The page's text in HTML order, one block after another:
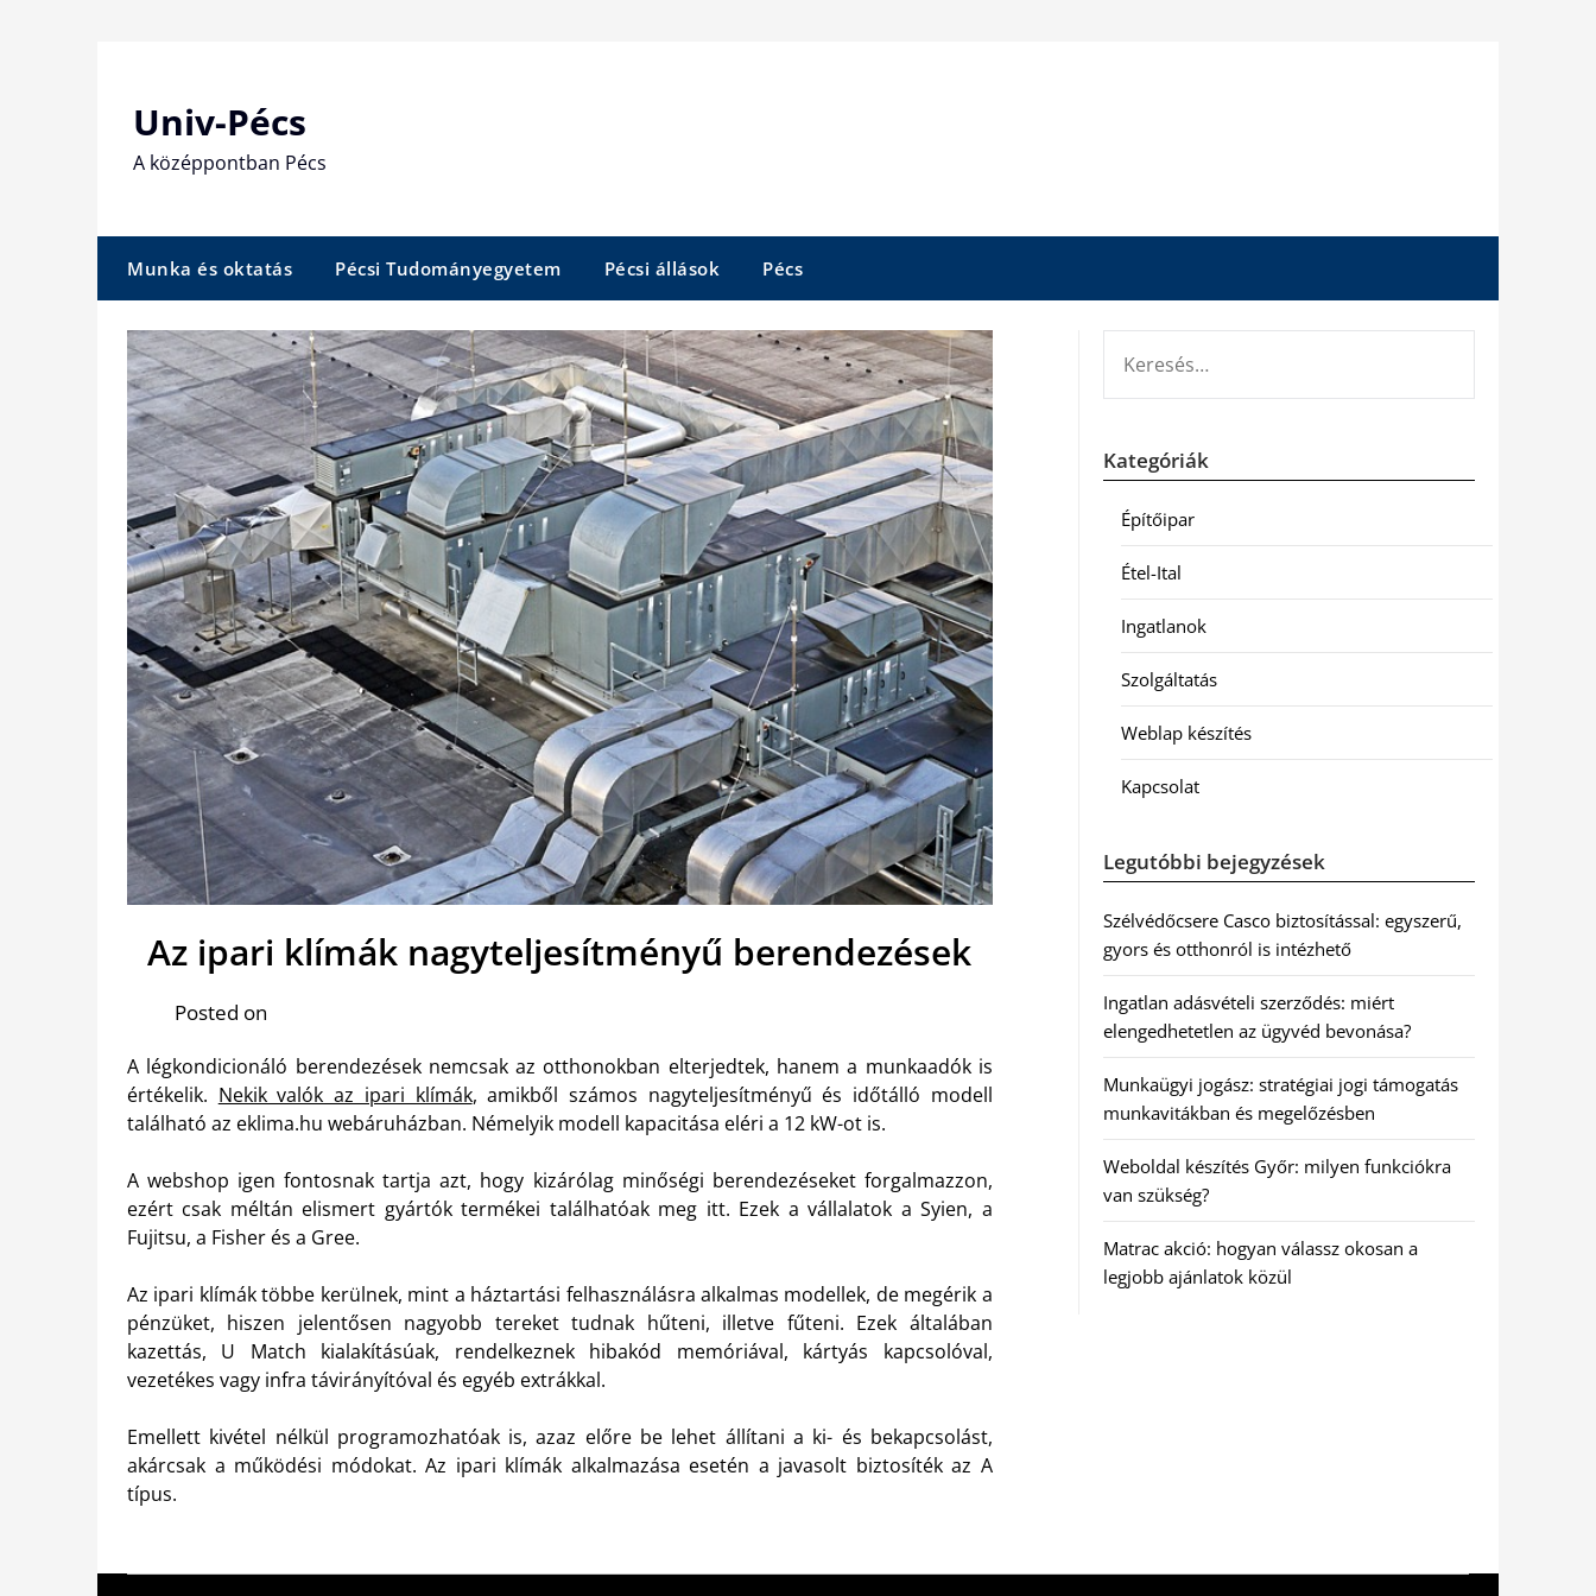
Univ-Pécs
A középpontban Pécs
Munka és oktatás Pécsi Tudományegyetem Pécsi állások Pécs
Az ipari klímák nagyteljesítményű berendezések
Posted on
A légkondicionáló berendezések nemcsak az otthonokban elterjedtek, hanem a munkaadók is
értékelik. Nekik valók az ipari klímák, amikből számos nagyteljesítményű és időtálló modell
található az eklima.hu webáruházban. Némelyik modell kapacitása eléri a 12 kW-ot is.
A webshop igen fontosnak tartja azt, hogy kizárólag minőségi berendezéseket forgalmazzon,
ezért csak méltán elismert gyártók termékei találhatóak meg itt. Ezek a vállalatok a Syien, a
Fujitsu, a Fisher és a Gree.
Az ipari klímák többe kerülnek, mint a háztartási felhasználásra alkalmas modellek, de megérik a
pénzüket, hiszen jelentősen nagyobb tereket tudnak hűteni, illetve fűteni. Ezek általában
kazettás, U Match kialakításúak, rendelkeznek hibakód memóriával, kártyás kapcsolóval,
vezetékes vagy infra távirányítóval és egyéb extrákkal.
Emellett kivétel nélkül programozhatóak is, azaz előre be lehet állítani a ki- és bekapcsolást,
akárcsak a működési módokat. Az ipari klímák alkalmazása esetén a javasolt biztosíték az A
típus.
Kategóriák
Építőipar
Étel-Ital
Ingatlanok
Szolgáltatás
Weblap készítés
Kapcsolat
Legutóbbi bejegyzések
Szélvédőcsere Casco biztosítással: egyszerű,
gyors és otthonról is intézhető
Ingatlan adásvételi szerződés: miért
elengedhetetlen az ügyvéd bevonása?
Munkaügyi jogász: stratégiai jogi támogatás
munkavitákban és megelőzésben
Weboldal készítés Győr: milyen funkciókra
van szükség?
Matrac akció: hogyan válassz okosan a
legjobb ajánlatok közül